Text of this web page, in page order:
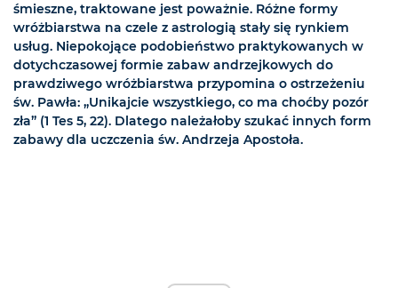
śmieszne, traktowane jest poważnie. Różne formy
wróżbiarstwa na czele z astrologią stały się rynkiem
usług. Niepokojące podobieństwo praktykowanych w
dotychczasowej formie zabaw andrzejkowych do
prawdziwego wróżbiarstwa przypomina o ostrzeżeniu
św. Pawła: „Unikajcie wszystkiego, co ma choćby pozór
zła” (1 Tes 5, 22). Dlatego należałoby szukać innych form
zabawy dla uczczenia św. Andrzeja Apostoła.